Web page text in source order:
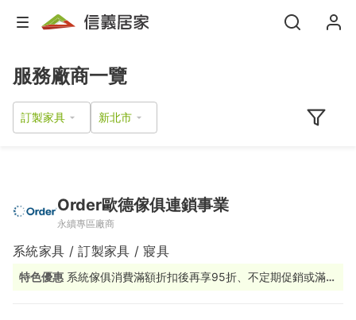
服務廠商一覽
訂製家具
Order歐德傢俱連鎖事業
永續專區廠商
系統家具 / 訂製家具 / 寢具
特色優惠 系統傢俱消費滿額折扣後再享95折、不定期促銷或滿額